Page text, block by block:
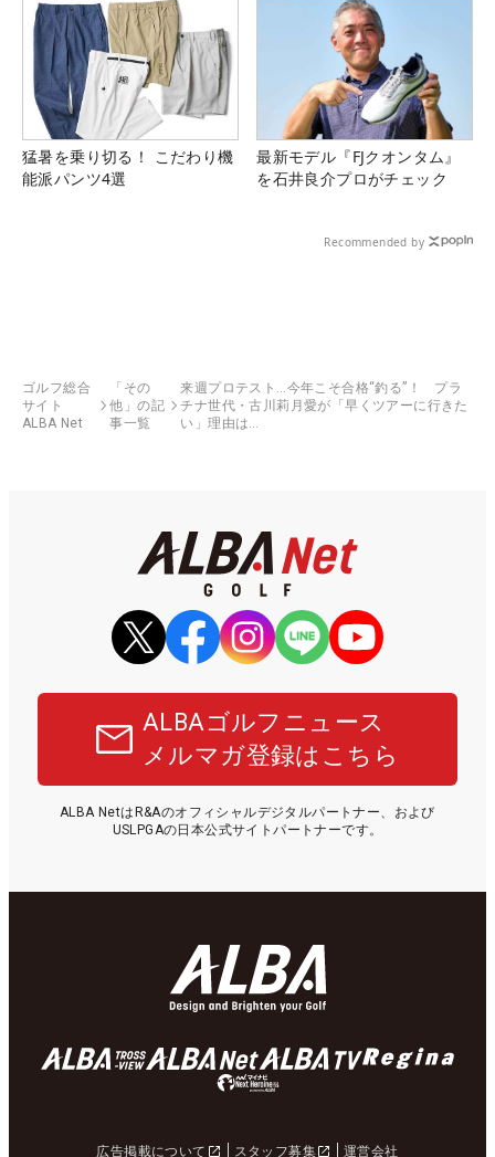
猛暑を乗り切る！ こだわり機
能派パンツ4選
最新モデル『FJクオンタム』
を石井良介プロがチェック
Recommended by
ゴルフ総合
サイト
ALBA Net
「その
他」の記
事一覧
来週プロテスト…今年こそ合格“釣る”！ プラ
チナ世代・古川莉月愛が「早くツアーに行きた
い」理由は…
ALBAゴルフニュース
メルマガ登録はこちら
ALBA NetはR&Aのオフィシャルデジタルパートナー、および
USLPGAの日本公式サイトパートナーです。
広告掲載について スタッフ募集 運営会社